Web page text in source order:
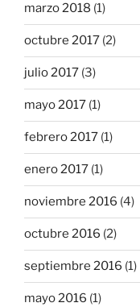
marzo 2018 (1)
octubre 2017 (2)
julio 2017 (3)
mayo 2017 (1)
febrero 2017 (1)
enero 2017 (1)
noviembre 2016 (4)
octubre 2016 (2)
septiembre 2016 (1)
mayo 2016 (1)